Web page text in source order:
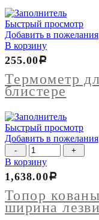
Бразилия
Быстрый просмотр
Добавить в пожелания
В корзину
Термометр
блистере
255.00Р
Быстрый просмотр
Добавить в пожелания
Количество
товара
Топор
кованый
1,4кг
в
сборе
В корзину
Топор
ширина
1,638.00Р